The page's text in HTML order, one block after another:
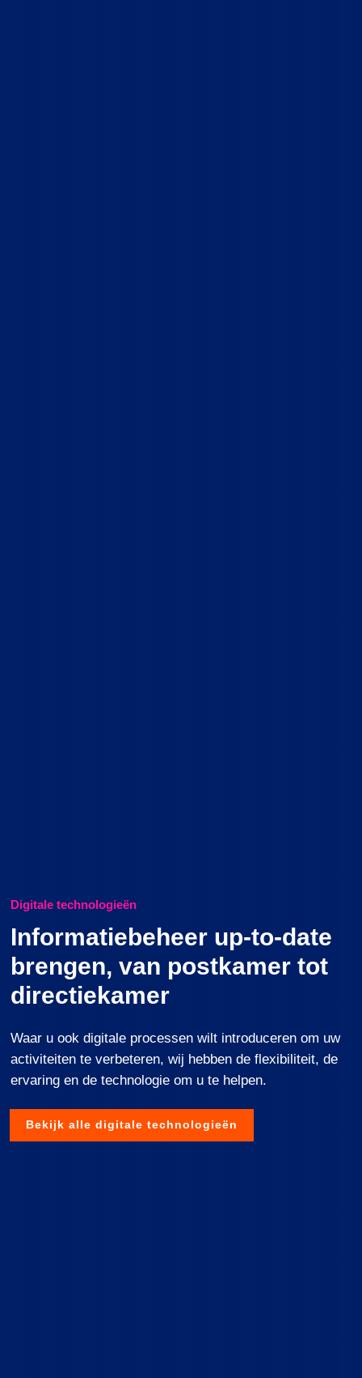
Digitale technologieën
Informatiebeheer up-to-date
brengen, van postkamer tot
directiekamer
Waar uook digitale processen wilt introduceren om uw
activiteiten te verbeteren,wij hebben deflexibiliteit, de
ervaring en detechnologie om ute helpen.
Bekijk alle digitale technologieën